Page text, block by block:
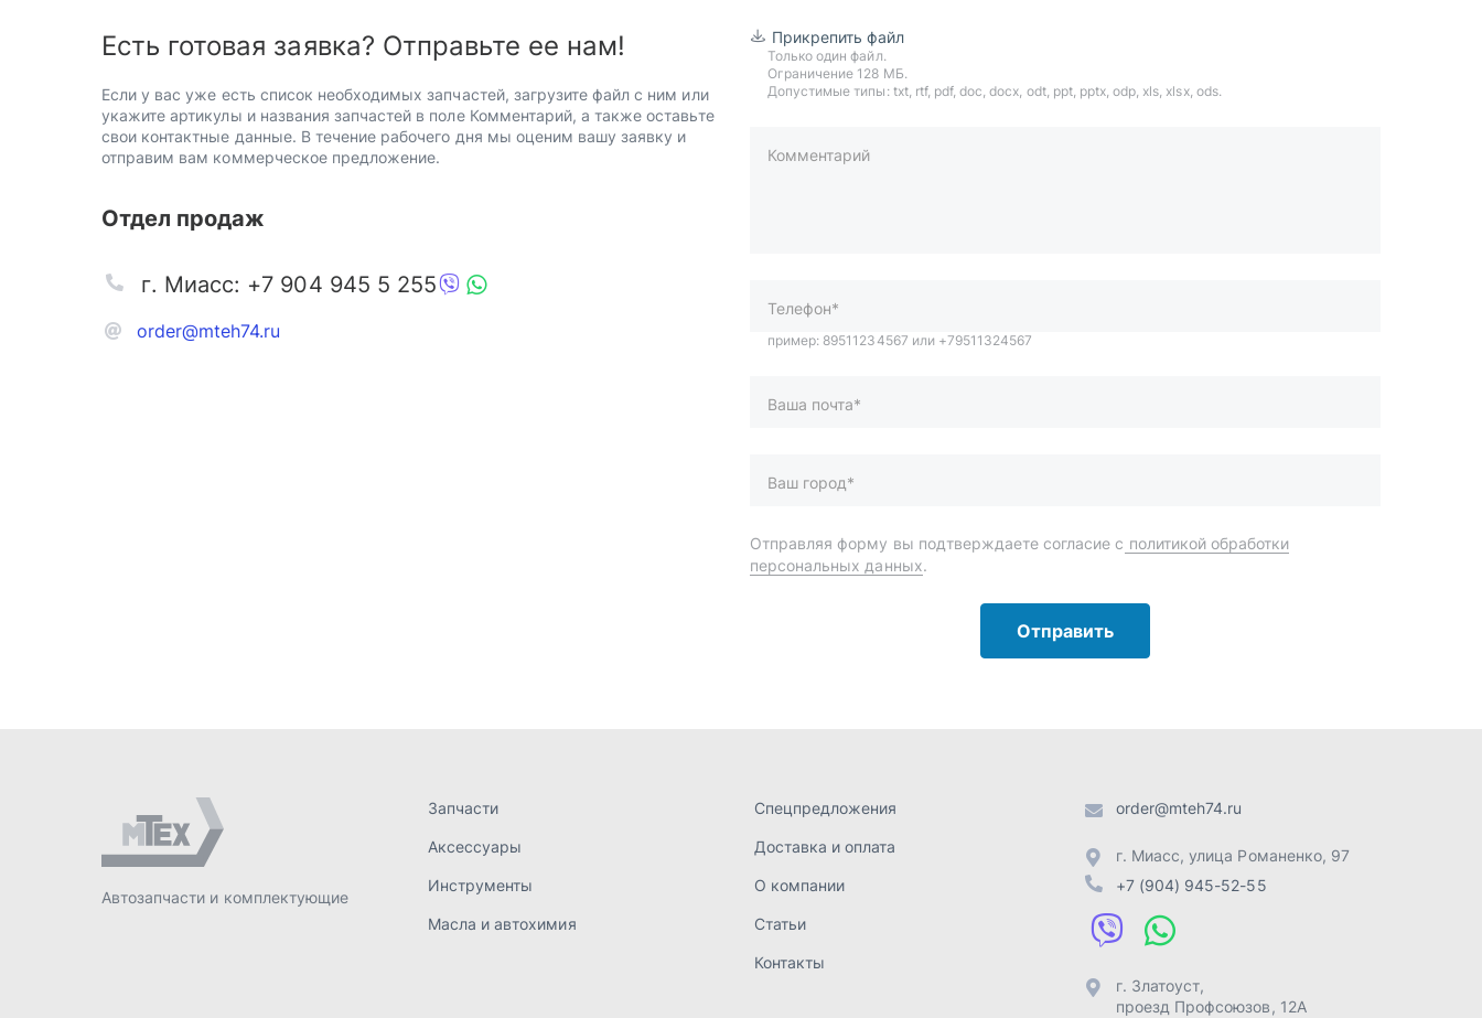
Есть готовая заявка? Отправьте ее нам!
Если у вас уже есть список необходимых запчастей, загрузите файл с ним или
укажите артикулы и названия запчастей в поле Комментарий, а также оставьте
свои контактные данные. В течение рабочего дня мы оценим вашу заявку и
отправим вам коммерческое предложение.
Отдел продаж
order@mteh74.ru
г. Миасс: +7 904 945 5 255
Прикрепить файл
Только один файл.
Ограничение 128 МБ.
Допустимые типы: txt, rtf, pdf, doc, docx, odt, ppt, pptx, odp, xls, xlsx, ods.
Комментарий
пример: 89511234567 или +79511324567
Отправить
Доставка и оплата
+7 (904) 945-52-55
г. Челябинск,Свердловский
тракт, 3Е